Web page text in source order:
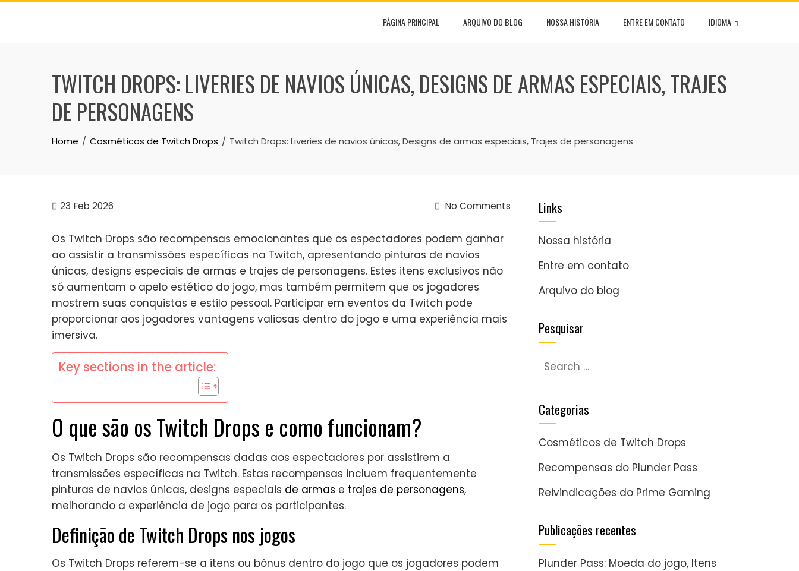
Skip
PÁGINA PRINCIPAL ARQUIVO DO BLOG NOSSA HISTÓRIA ENTRE EM CONTATO IDIOMA
TWITCH DROPS: LIVERIES DE NAVIOS ÚNICAS, DESIGNS DE ARMAS ESPECIAIS, TRAJES
DE PERSONAGENS
Home Cosméticos de Twitch Drops Twitch Drops: Liveries de navios únicas, Designs de armas especiais, Trajes de personagens
23 Feb 2026 No Comments
Os Twitch Drops são recompensas emocionantes que os espectadores podem ganhar
ao assistir a transmissões específicas na Twitch, apresentando pinturas de navios
únicas, designs especiais de armas e trajes de personagens. Estes itens exclusivos não
só aumentam o apelo estético do jogo, mas também permitem que os jogadores
mostrem suas conquistas e estilo pessoal. Participar em eventos da Twitch pode
proporcionar aos jogadores vantagens valiosas dentro do jogo e uma experiência mais
imersiva.
Key sections in the article:
O que são os Twitch Drops e como funcionam?
Os Twitch Drops são recompensas dadas aos espectadores por assistirem a
transmissões específicas na Twitch. Estas recompensas incluem frequentemente
pinturas de navios únicas, designs especiais de armas e trajes de personagens,
melhorando a experiência de jogo para os participantes.
Definição de Twitch Drops nos jogos
Os Twitch Drops referem-se a itens ou bónus dentro do jogo que os jogadores podem
Links
Nossa história
Entre em contato
Arquivo do blog
Pesquisar
Search
Categorias
Cosméticos de Twitch Drops
Recompensas do Plunder Pass
Reivindicações do Prime Gaming
Publicações recentes
Plunder Pass: Moeda do jogo, Itens